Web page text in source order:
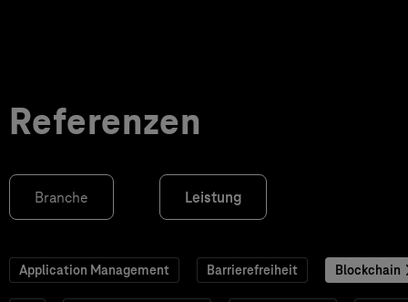
Referenzen
Branche Leistung
Application Management Barrierefreiheit Blockchain